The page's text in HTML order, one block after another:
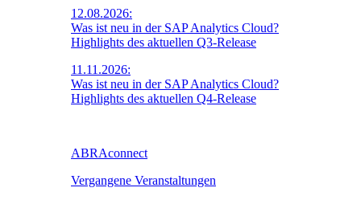
12.08.2026:
Was ist neu in der SAP Analytics Cloud?
Highlights des aktuellen Q3-Release
11.11.2026:
Was ist neu in der SAP Analytics Cloud?
Highlights des aktuellen Q4-Release
ABRAconnect
Vergangene Veranstaltungen